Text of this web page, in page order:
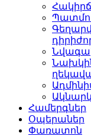
Համերգներ
Օպերաներ
Փառատոն